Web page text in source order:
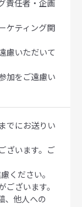
責任者・企画
ケティング関
慮いただいて
加をご遠慮い
でにお送りい
ざいます。ご
ください。
ございます。
、他人への